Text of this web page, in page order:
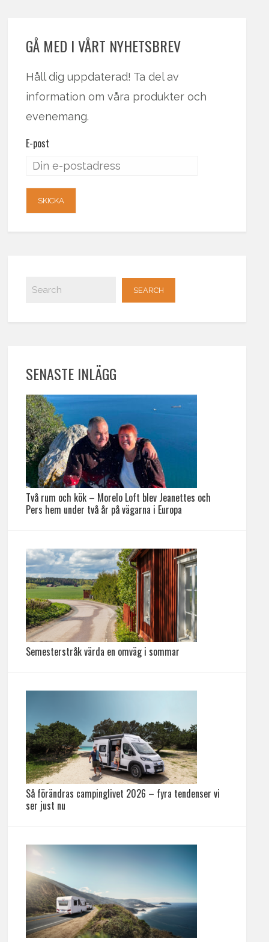
GÅ MED I VÅRT NYHETSBREV
Håll dig uppdaterad! Ta del av
information om våra produkter och
evenemang.
E-post
SENASTE INLÄGG
Två rum och kök – Morelo Loft blev Jeanettes och
Pers hem under två år på vägarna i Europa
Semesterstråk värda en omväg i sommar
Så förändras campinglivet 2026 – fyra tendenser vi
ser just nu